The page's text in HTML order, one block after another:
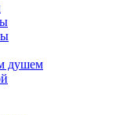
душем